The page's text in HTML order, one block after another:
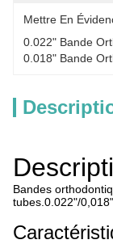
Mettre En
0.022" Bande
0.018" Bande
Bandes
tubes.0.022"/